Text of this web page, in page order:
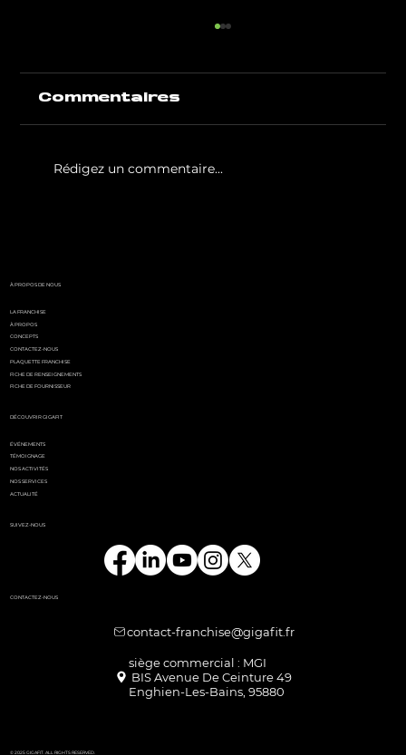
Commentaires
Rédigez un commentaire...
DÉCOUVRIR GIGAFIT
ÉVÉNEMENTS
TÉMOIGNAGE
NOS ACTIVITÉS
NOS SERVICES
ACTUALITÉ
CONTACTEZ-NOUS
contact-franchise@gigafit.fr
Enghien-Les-Bains, 95880
À PROPOS DE NOUS
LA FRANCHISE
À PROPOS
CONCEPTS
CONTACTEZ-NOUS
PLAQUETTE FRANCHISE
FICHE DE RENSEIGNEMENTS
FICHE DE FOURNISSEUR
SUIVEZ-NOUS
© 2025 GIGAFIT. ALL RIGHTS RESERVED.